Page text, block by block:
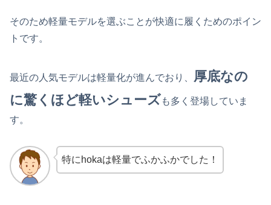
そのため軽量モデルを選ぶことが快適に履くためのポイン
トです。
最近の人気モデルは軽量化が進んでおり、
厚底なの
に驚くほど軽いシューズも多く登場していま
す。
特にhokaは軽量でふかふかでした！